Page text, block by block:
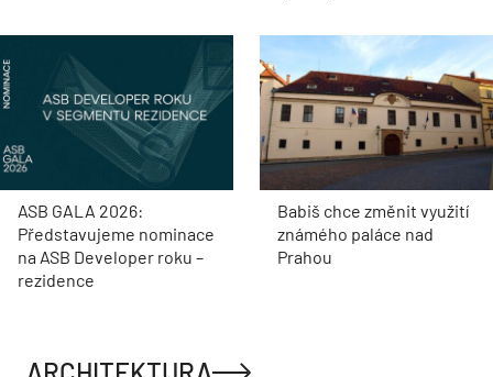
ASB GALA 2026:
Představujeme nominace
na ASB Developer roku –
rezidence
Babiš chce změnit využití
známého paláce nad
Prahou